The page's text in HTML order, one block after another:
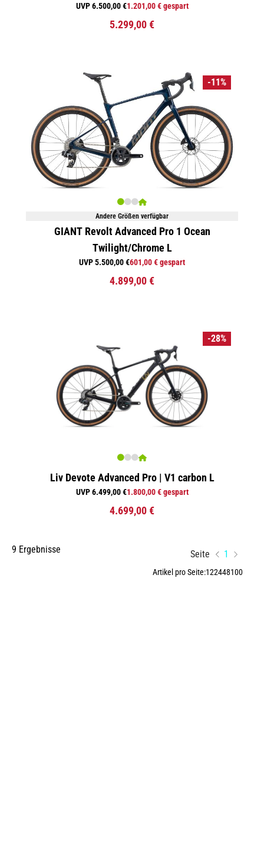
UVP 6.500,00 €1.201,00 € gespart
5.299,00 €
-11%
Andere Größen verfügbar
GIANT Revolt Advanced Pro 1 Ocean
Twilight/Chrome L
UVP 5.500,00 €601,00 € gespart
4.899,00 €
-28%
Liv Devote Advanced Pro | V1 carbon L
UVP 6.499,00 €1.800,00 € gespart
4.699,00 €
9 Ergebnisse Seite 1
Artikel pro Seite:122448100